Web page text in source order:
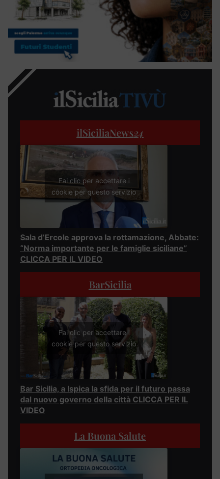
ilSiciliaNews24
Fai clic per accettare i
cookie per questo servizio
Sala d’Ercole approva la rottamazione, Abbate:
“Norma importante per le famiglie siciliane”
CLICCA PER IL VIDEO
BarSicilia
Fai clic per accettare i
cookie per questo servizio
Bar Sicilia, a Ispica la sfida per il futuro passa
dal nuovo governo della città CLICCA PER IL
VIDEO
La Buona Salute